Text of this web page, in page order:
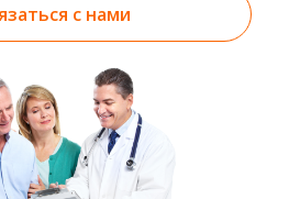
с нами